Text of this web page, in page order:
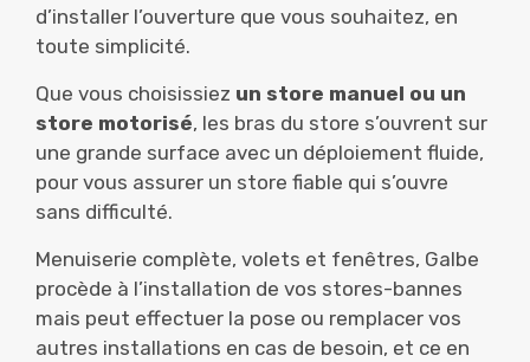
d’installer l’ouverture que vous souhaitez, en
toute simplicité.
Que vous choisissiez un store manuel ou un
store motorisé, les bras du store s’ouvrent sur
une grande surface avec un déploiement fluide,
pour vous assurer un store fiable qui s’ouvre
sans difficulté.
Menuiserie complète, volets et fenêtres, Galbe
procède à l’installation de vos stores-bannes
mais peut effectuer la pose ou remplacer vos
autres installations en cas de besoin, et ce en